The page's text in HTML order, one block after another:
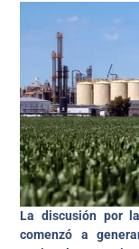
La discusión por
comenzó a